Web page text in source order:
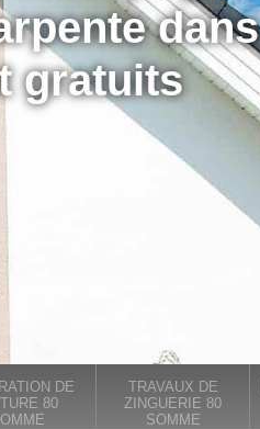
dans
gratuits
DE
80
TRAVAUX DE
ZINGUERIE 80
SOMME